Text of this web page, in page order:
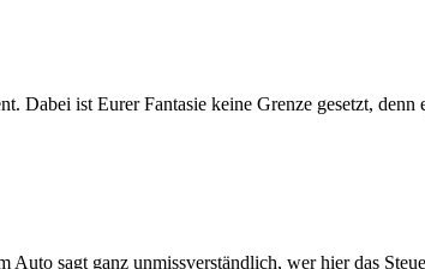
Dabei ist Eurer Fantasie keine Grenze gesetzt,
Auto sagt ganz unmissverständlich, wer hier das